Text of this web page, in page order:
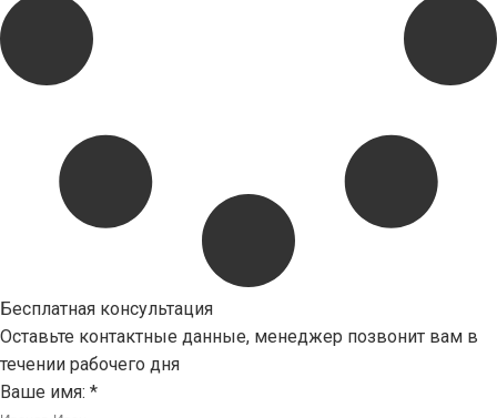
Бесплатная консультация
Оставьте контактные данные, менеджер позвонит вам в
течении рабочего дня
Ваше имя: *